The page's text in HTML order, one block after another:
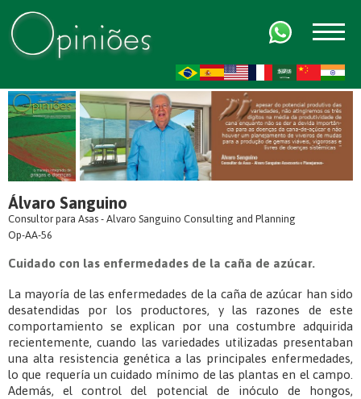
Álvaro Sanguino
Consultor para Asas - Alvaro Sanguino Consulting and Planning
Op-AA-56
Cuidado con las enfermedades de la caña de azúcar.
La mayoría de las enfermedades de la caña de azúcar han sido
desatendidas por los productores, y las razones de este
comportamiento se explican por una costumbre adquirida
recientemente, cuando las variedades utilizadas presentaban
una alta resistencia genética a las principales enfermedades,
lo que requería un cuidado mínimo de las plantas en el campo.
Además, el control del potencial de inóculo de hongos,